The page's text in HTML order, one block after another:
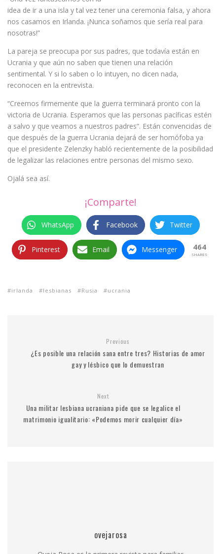
idea de ir a una isla y tal vez tener una ceremonia falsa, y ahora
nos casamos en Irlanda. ¡Nunca soñamos que sería real para
nosotras!”
La pareja se preocupa por sus padres, que todavía están en
Ucrania y que aún no saben que tienen una relación
sentimental. Y si lo saben o lo intuyen, no dicen nada,
reconocen en la entrevista.
“Creemos firmemente que la guerra terminará pronto con la
victoria de Ucrania. Esperamos que las personas pacíficas estén
a salvo y que veamos a nuestros padres”. Están convencidas de
que después de la guerra Ucrania dejará de ser homófoba ya
que el presidente Zelenzky habló recientemente de la posibilidad
de legalizar las relaciones entre personas del mismo sexo.
Ojalá sea así.
¡Comparte!
WhatsApp Facebook Twitter
Pinterest Email Messenger 464
SHARES
irlanda lesbianas Rusia ucrania
Previous
¿Es posible una relación sana entre tres? Historias de amor
gay y lésbico que lo demuestran
Next
Una militar lesbiana ucraniana pide que se legalice el
matrimonio igualitario: «Podemos morir cualquier día»
ovejarosa